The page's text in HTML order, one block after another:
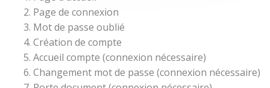
Page de connexion
Mot de passe oublié
Création de compte
Accueil compte (connexion nécessaire)
Changement mot de passe (connexion nécessaire)